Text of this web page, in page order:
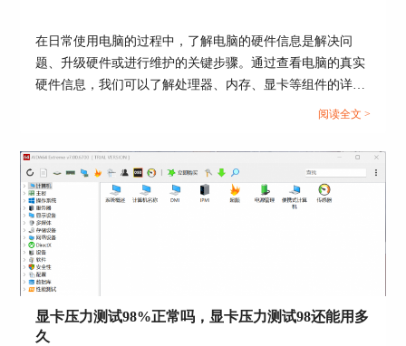
图三：GPGPU测试
二、显卡显存检测怎么用
显卡显存检测我们该如何运用呢？首先我们要进入
GPGPU
benchmark”按钮，软件系统便会开始进行检测，点
击“close”则会结束检测。如图四所示。
在日常使用电脑的过程中，了解电脑的硬件信息是解决问
题、升级硬件或进行维护的关键步骤。通过查看电脑的真实
硬件信息，我们可以了解处理器、内存、显卡等组件的详细
信息，从而更好地了解电脑的性能和使用状况。接下来给大
存。...
阅读全文 >
显卡压力测试98%正常吗，显卡压力测试98还能用多
久